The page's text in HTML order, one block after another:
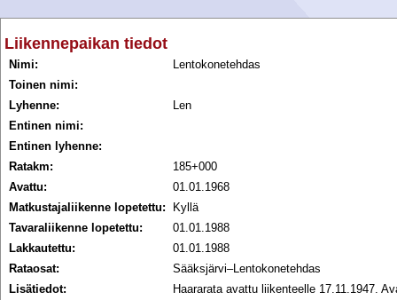
Liikennepaikan tiedot
Nimi:
Lentokonetehdas
Toinen nimi:
Lyhenne:
Len
Entinen nimi:
Entinen lyhenne:
Ratakm:
185+000
Avattu:
01.01.1968
Matkustajaliikenne lopetettu:
Kyllä
Tavaraliikenne lopetettu:
01.01.1988
Lakkautettu:
01.01.1988
Rataosat:
Sääksjärvi–Lentokonetehdas
Lisätiedot:
Haararata avattu liikenteelle 17.11.1947.